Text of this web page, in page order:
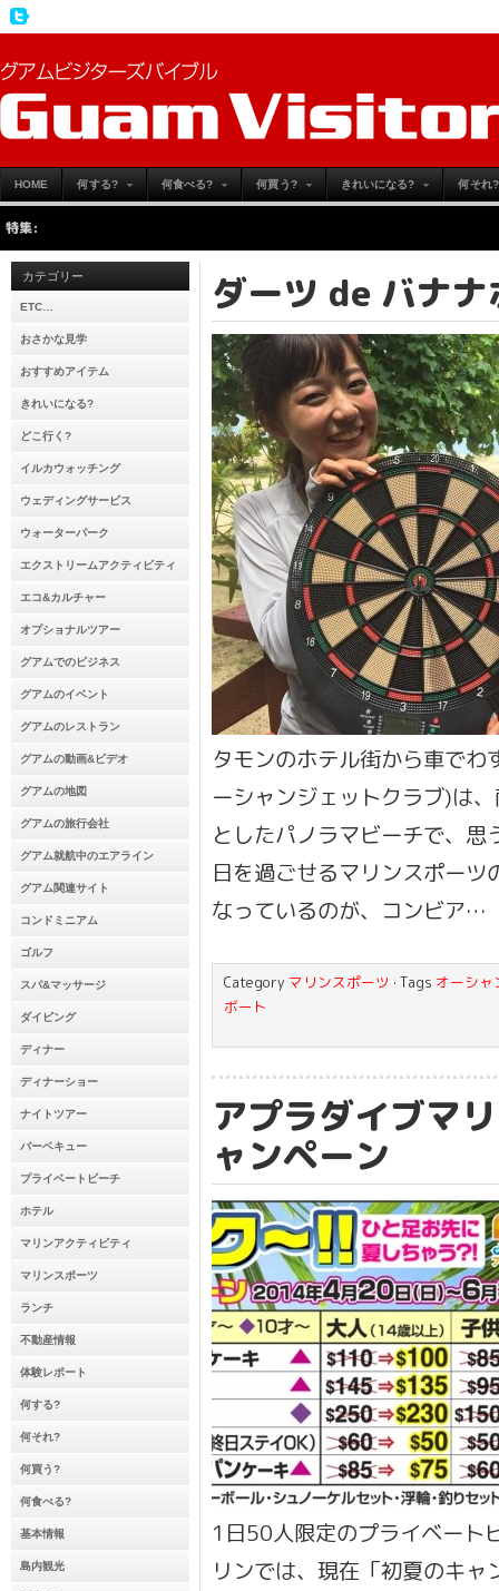
HOME 何する? 何食べる? 何買う? きれいになる? 何それ?
特集:
カテゴリー
ETC…
おさかな見学
おすすめアイテム
きれいになる?
どこ行く?
イルカウォッチング
ウェディングサービス
ウォーターパーク
エクストリームアクティビティ
エコ&カルチャー
オプショナルツアー
グアムでのビジネス
グアムのイベント
グアムのレストラン
グアムの動画&ビデオ
グアムの地図
グアムの旅行会社
グアム就航中のエアライン
グアム関連サイト
コンドミニアム
ゴルフ
スパ&マッサージ
ダイビング
ディナー
ディナーショー
ナイトツアー
バーベキュー
プライベートビーチ
ホテル
マリンアクティビティ
マリンスポーツ
ランチ
不動産情報
体験レポート
何する?
何それ?
何買う?
何食べる?
基本情報
島内観光
ダーツ de バナ
タモンのホテル街から車で
ーシャンジェットクラブ)は
としたパノラマビーチで、
日を過ごせるマリンスポーツ
なっているのが、コンビア…
Category マリンスポーツ · Tags オーシャ
ボート
アプラダイブマ
ャンペーン
1日50人限定のプライベート
リンでは、現在「初夏のキャ